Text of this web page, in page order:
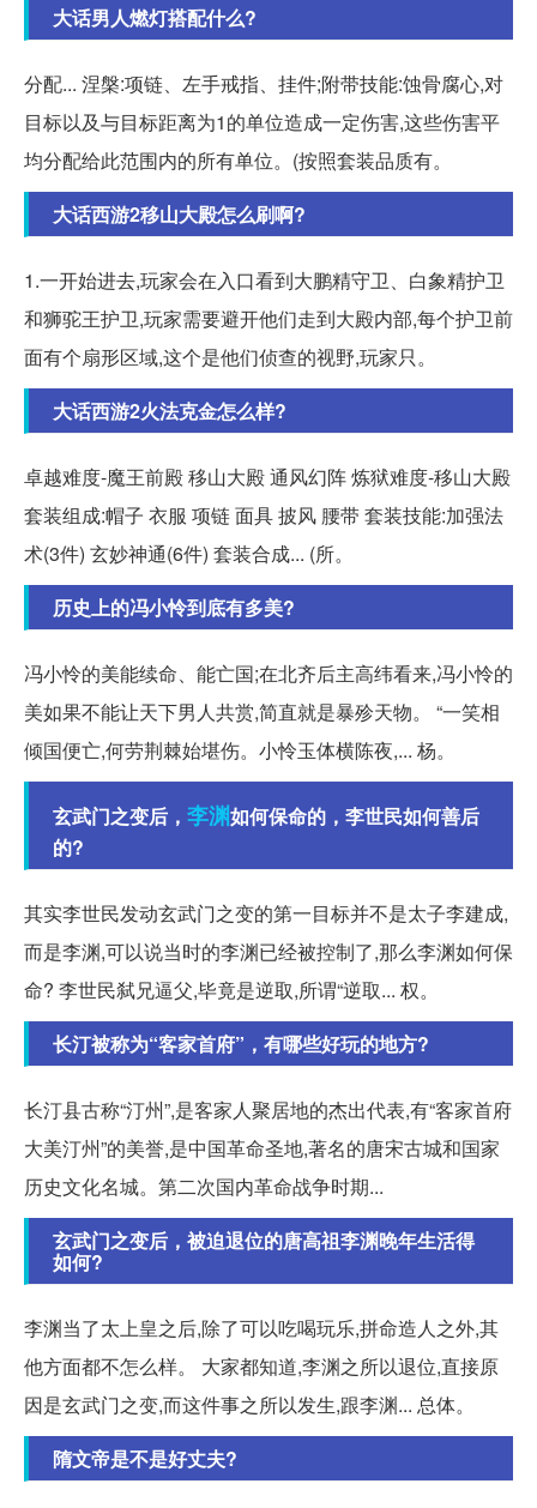
大话男人燃灯搭配什么?
分配... 涅槃:项链、左手戒指、挂件;附带技能:蚀骨腐心,对
目标以及与目标距离为1的单位造成一定伤害,这些伤害平
均分配给此范围内的所有单位。(按照套装品质有。
大话西游2移山大殿怎么刷啊?
1.一开始进去,玩家会在入口看到大鹏精守卫、白象精护卫
和狮驼王护卫,玩家需要避开他们走到大殿内部,每个护卫前
面有个扇形区域,这个是他们侦查的视野,玩家只。
大话西游2火法克金怎么样?
卓越难度-魔王前殿 移山大殿 通风幻阵 炼狱难度-移山大殿
套装组成:帽子 衣服 项链 面具 披风 腰带 套装技能:加强法
术(3件) 玄妙神通(6件) 套装合成... (所。
历史上的冯小怜到底有多美?
冯小怜的美能续命、能亡国;在北齐后主高纬看来,冯小怜的
美如果不能让天下男人共赏,简直就是暴殄天物。 “一笑相
倾国便亡,何劳荆棘始堪伤。小怜玉体横陈夜,... 杨。
玄武门之变后， 李渊如何保命的，李世民如何善后
的?
其实李世民发动玄武门之变的第一目标并不是太子李建成,
而是李渊,可以说当时的李渊已经被控制了,那么李渊如何保
命? 李世民弑兄逼父,毕竟是逆取,所谓“逆取... 权。
长汀被称为“客家首府”，有哪些好玩的地方?
长汀县古称“汀州”,是客家人聚居地的杰出代表,有“客家首府
大美汀州”的美誉,是中国革命圣地,著名的唐宋古城和国家
历史文化名城。第二次国内革命战争时期...
玄武门之变后，被迫退位的唐高祖李渊晚年生活得
如何?
李渊当了太上皇之后,除了可以吃喝玩乐,拼命造人之外,其
他方面都不怎么样。 大家都知道,李渊之所以退位,直接原
因是玄武门之变,而这件事之所以发生,跟李渊... 总体。
隋文帝是不是好丈夫?